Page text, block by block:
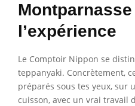
l’expérience
Le Comptoir Nippon se
teppanyaki. Concrètement,
préparés sous tes yeux, sur
cuisson, avec un vrai travail